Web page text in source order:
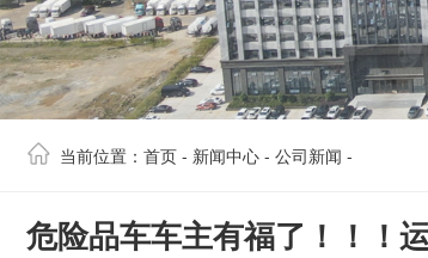
当前位置： 首页 - 新闻中心 - 公司新闻 -
危险品车车主有福了！！！